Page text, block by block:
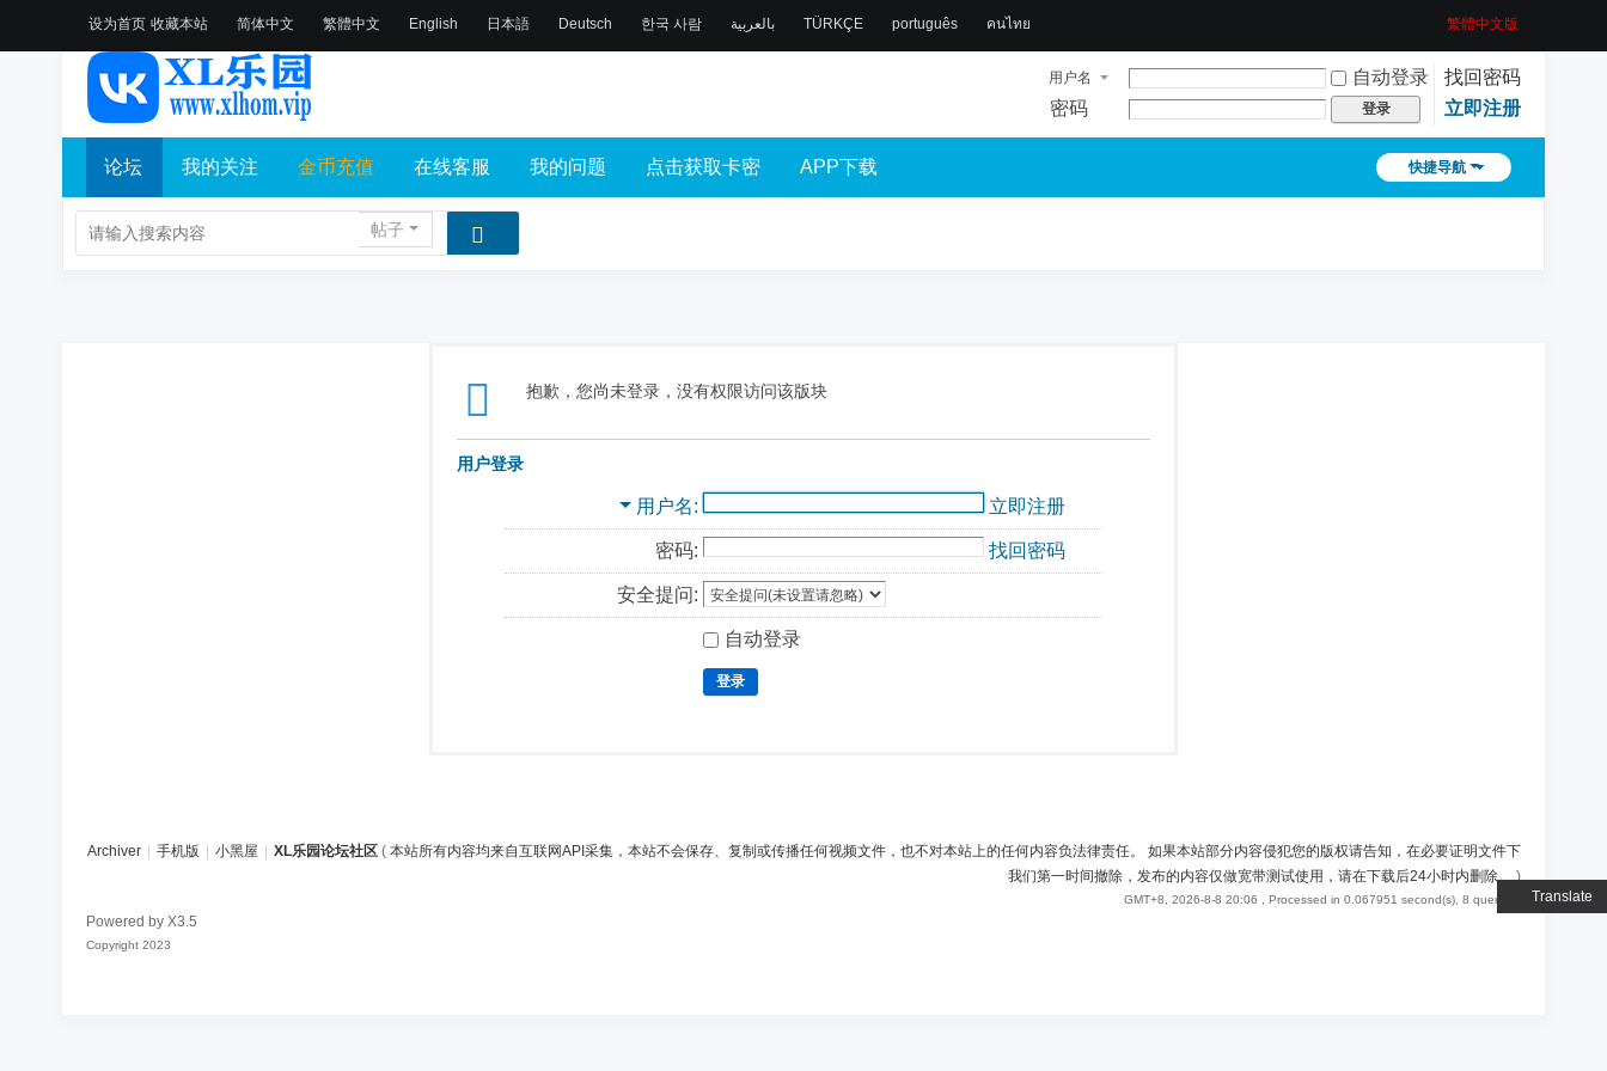
设为首页 收藏本站
Translate
简体中文 繁體中文 English 日本語 Deutsch 한국 사람 بالعربية TÜRKÇE português คนไทย 繁體中文版
用户名 自动登录
找回密码
密码
登录 立即注册
快捷导航
论坛 我的关注 金币充值 在线客服 我的问题 点击获取卡密 APP下载
帖子
抱歉，您尚未登录，没有权限访问该版块
用户登录
用户名 立即注册
密码: 找回密码
安全提问:
自动登录
登录
Archiver 手机版 小黑屋 XL乐园论坛社区 ( 本站所有内容均来自互联网API采集，本站不会保存、复制或传播任何视频文件，也不对本站上的任何内容负法律责任。 如果本站部分内容侵犯您的版权请告知，在必要证明文件下
我们第一时间撤除，发布的内容仅做宽带测试使用，请在下载后24小时内删除。)
GMT+8, 2026-8-8 20:06 , Processed in 0.067951 second(s), 8 queries .
Powered by X3.5
Copyright 2023